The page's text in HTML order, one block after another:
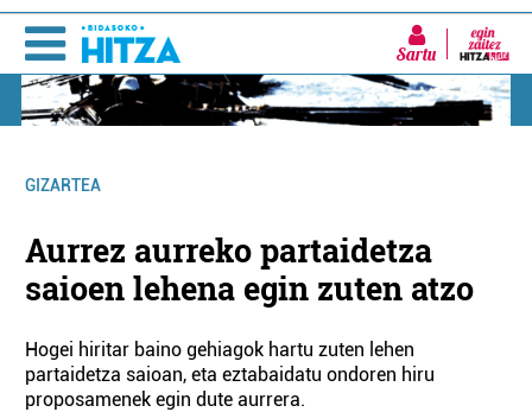
Sartu
GIZARTEA
Aurrez aurreko partaidetza
saioen lehena egin zuten atzo
Hogei hiritar baino gehiagok hartu zuten lehen
partaidetza saioan, eta eztabaidatu ondoren hiru
proposamenek egin dute aurrera.